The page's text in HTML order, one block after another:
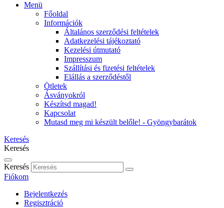
Menü
Főoldal
Információk
Általános szerződési feltételek
Adatkezelési tájékoztató
Kezelési útmutató
Impresszum
Szállítási és fizetési feltételek
Elállás a szerződéstől
Ötletek
Ásványokról
Készítsd magad!
Kapcsolat
Mutasd meg mi készült belőle! - Gyöngybarátok
Keresés
Keresés
Keresés
Fiókom
Bejelentkezés
Regisztráció